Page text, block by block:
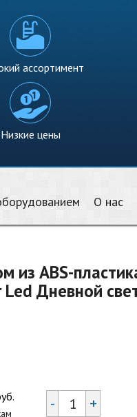
ассортимент
Низкие цены
О нас
из ABS-
Дневной
- +